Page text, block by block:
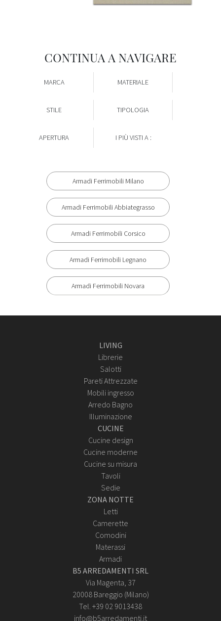
CONTINUA A NAVIGARE
MARCA MATERIALE
STILE TIPOLOGIA
APERTURA I PIÙ VISTI A :
Armadi Ferrimobili Milano
Armadi Ferrimobili Abbiategrasso
Armadi Ferrimobili Corsico
Armadi Ferrimobili Legnano
Armadi Ferrimobili Novara
LIVING
Librerie
Salotti
Pareti Attrezzate
Mobili ingresso
Arredo Bagno
Illuminazione
CUCINE
Cucine design
Cucine moderne
Cucine su misura
Tavoli
Sedie
ZONA NOTTE
Letti
Camerette
Comodini
Materassi
Armadi
B5 ARREDAMENTI SRL
Via Magenta, 37
20008 Bareggio (Milano)
Tel. +39 02 9013438
info@b5arredamenti.it